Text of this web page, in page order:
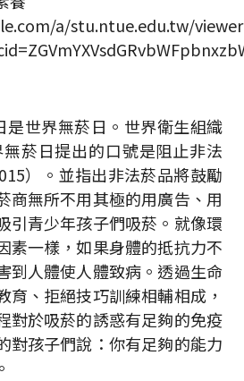
a/stu.ntue.edu.tw/
世界無菸日。世界衛生組織
菸日提出的口號是阻止非法
）。並指出非法菸品將鼓勵
商無所不用其極的用廣告、用
引青少年孩子們吸菸。就像環
素一樣，如果身體的抵抗力不
到人體使人體致病。透過生命
育、拒絕技巧訓練相輔相成，
對於吸菸的誘惑有足夠的免疫
對孩子們說：你有足夠的能力